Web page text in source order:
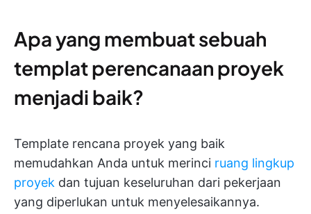
Apa yang membuat sebuah
templat perencanaan proyek
menjadi baik?
Template rencana proyek yang baik
memudahkan Anda untuk merinci ruang lingkup
proyek dan tujuan keseluruhan dari pekerjaan
yang diperlukan untuk menyelesaikannya.